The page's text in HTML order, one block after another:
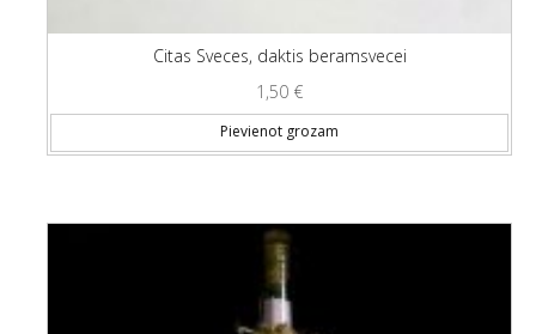
Citas Sveces, daktis beramsvecei
1,50 €
Pievienot grozam